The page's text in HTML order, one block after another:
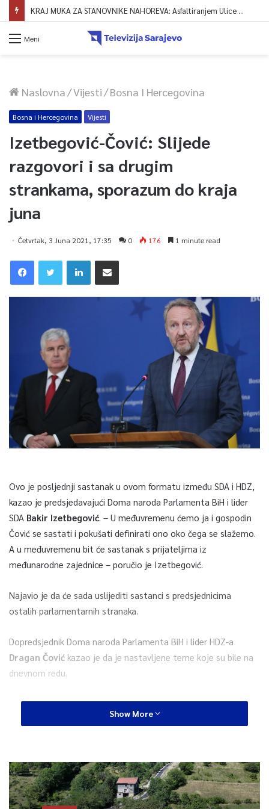
KRAJ MUKA ZA STANOVNIKE NAHOREVA: Asfaltiranjem Ulice Vranica brijeg spajaju se gornji i središnji dio naselja
Meni
Naslovna/Vijesti/Bosna I Hercegovina
Bosna i Hercegovina Vijesti
Izetbegović-Čović: Slijede
razgovori i sa drugim
strankama, sporazum do kraja
juna
Četvrtak, 3 Juna 2021, 17:35 0 176 1 minute read
Ovo je posljednji sastanak u ovom formatu između SDA i HDZ,
kazao je predsjedavajući Doma naroda Parlamenta BiH i lider
SDA Bakir Izetbegović . – U međuvremenu ćemo ja i gospodin
Čović se sastati i pokušati definirati ono oko čega se slažemo.
A u međuvremenu bit će sastanak s prijateljima iz
međunarodne zajednice – poručio je Izetbegović.
Najavio je da će sada uslijediti sastanci s predsjednicima
ostalih parlamentarnih stranaka.
Dopredsjednik Doma naroda Parlamenta BiH i lider HDZ-a
Dragan Čović kazao je da je nastavljene teme koje su bile na
dnevnom redu.
To se odnosi naimplementaciju odluka Evropskog suda za
ljudska prava i odluka Ustavnog suda BiH,
razgovarati.
Najavio je da bi u narednih sedam do 10 dana trebali biti
Show More